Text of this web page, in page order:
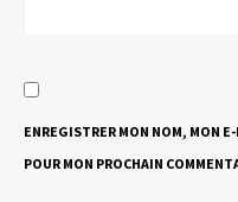
ENREGISTRER MON NOM, MON
POUR MON PROCHAIN